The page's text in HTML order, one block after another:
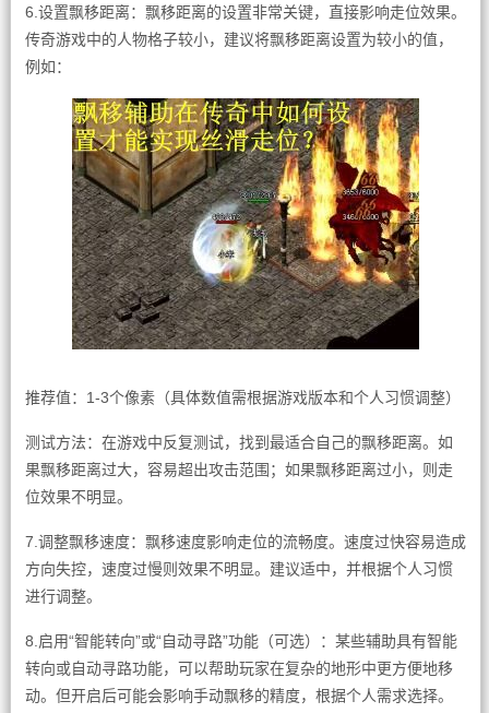
6.设置飘移距离：飘移距离的设置非常关键，直接影响走位效果。
传奇游戏中的人物格子较小，建议将飘移距离设置为较小的值，
例如：
推荐值：1-3个像素（具体数值需根据游戏版本和个人习惯调整）
测试方法：在游戏中反复测试，找到最适合自己的飘移距离。如
果飘移距离过大，容易超出攻击范围；如果飘移距离过小，则走
位效果不明显。
7.调整飘移速度：飘移速度影响走位的流畅度。速度过快容易造成
方向失控，速度过慢则效果不明显。建议适中，并根据个人习惯
进行调整。
8.启用“智能转向”或“自动寻路”功能（可选）：某些辅助具有智能
转向或自动寻路功能，可以帮助玩家在复杂的地形中更方便地移
动。但开启后可能会影响手动飘移的精度，根据个人需求选择。